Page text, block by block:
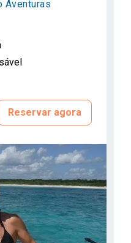
Aventuras
Reservar agora